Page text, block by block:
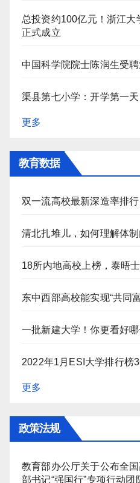
总投资约100亿元！浙江大
正式成立
中国科学院院士陈润生受聘
渠县第七小学：开学第一
更多
教育数据
双一流高校最新深造率排行
清北扎堆儿，如何理解体制
18所内地高校上榜，泰晤
东中西部高校能实现“共同
一批新建大学！你更看好
2022年1月ESI大学排行榜
更多
政策法规
教育部办公厅关于公布全
部书记“强国行”专项行动团